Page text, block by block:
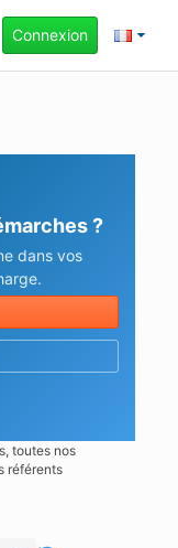
Connexion
?
dans vos
toutes nos
référents